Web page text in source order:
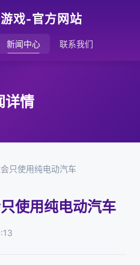
戏-官方网站
新闻中心 联系我们
详情
只使用纯电动汽车
使用纯电动汽车